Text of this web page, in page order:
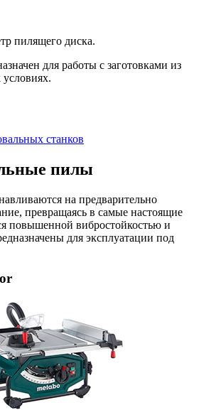
пилящего диска.
для работы с заготовками из
станков
пилы
на предварительно
превращаясь в самые настоящие
повышенной вибростойкостью и
для эксплуатации под